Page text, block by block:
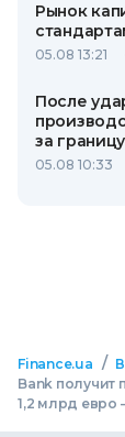
Рынок
05.08 13:21
После
за границу
05.08 10:33
Finance.ua /
Bank получит
1,2 млрд евро